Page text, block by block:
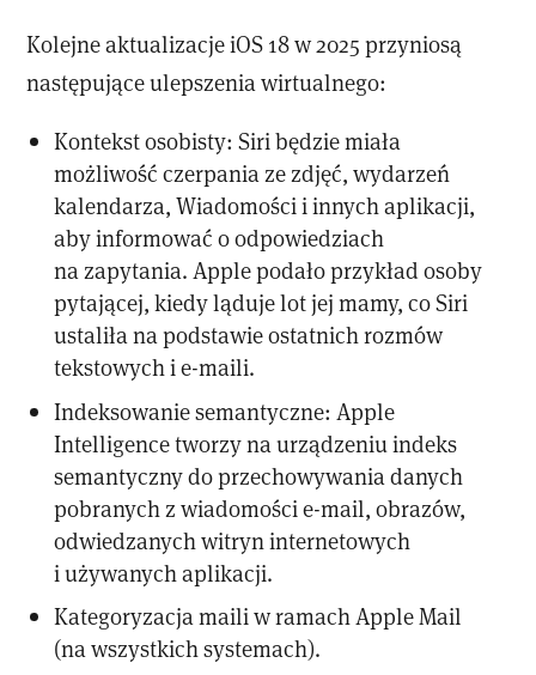
Kolejne aktualizacje iOS 18 w 2025 przyniosą
następujące ulepszenia wirtualnego:
Kontekst osobisty: Siri będzie miała
możliwość czerpania ze zdjęć, wydarzeń
kalendarza, Wiadomości i innych aplikacji,
aby informować o odpowiedziach
na zapytania. Apple podało przykład osoby
pytającej, kiedy ląduje lot jej mamy, co Siri
ustaliła na podstawie ostatnich rozmów
tekstowych i e-maili.
Indeksowanie semantyczne: Apple
Intelligence tworzy na urządzeniu indeks
semantyczny do przechowywania danych
pobranych z wiadomości e-mail, obrazów,
odwiedzanych witryn internetowych
i używanych aplikacji.
Kategoryzacja maili w ramach Apple Mail
(na wszystkich systemach).